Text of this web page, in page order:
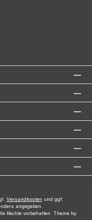
Versandkosten und ggf.
angegeben.
Rechte vorbehalten. Theme by